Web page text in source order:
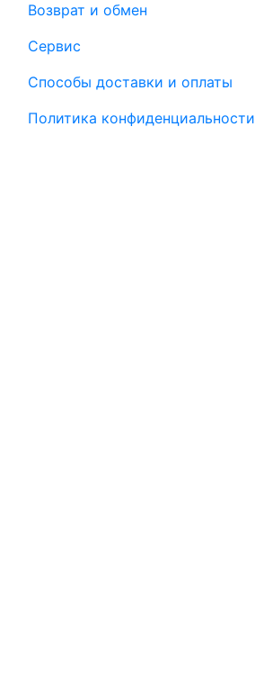
Возврат и обмен
Сервис
Способы доставки и оплаты
Политика конфиденциальности